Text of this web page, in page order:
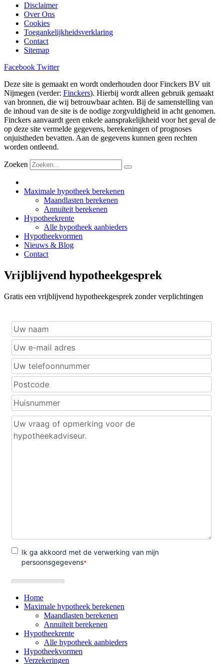
Disclaimer
Over Ons
Cookies
Toegankelijkheidsverklaring
Contact
Sitemap
Facebook Twitter
Deze site is gemaakt en wordt onderhouden door Finckers BV uit
Nijmegen (verder: Finckers). Hierbij wordt alleen gebruik gemaakt
van bronnen, die wij betrouwbaar achten. Bij de samenstelling van
de inhoud van de site is de nodige zorgvuldigheid in acht genomen.
Finckers aanvaardt geen enkele aansprakelijkheid voor het geval de
op deze site vermelde gegevens, berekeningen of prognoses
onjuistheden bevatten. Aan de gegevens kunnen geen rechten
worden ontleend.
Zoeken
Maximale hypotheek berekenen
Maandlasten berekenen
Annuïteit berekenen
Hypotheekrente
Alle hypotheek aanbieders
Hypotheekvormen
Nieuws & Blog
Contact
Vrijblijvend hypotheekgesprek
Gratis een vrijblijvend hypotheekgesprek zonder verplichtingen
Home
Maximale hypotheek berekenen
Maandlasten berekenen
Annuïteit berekenen
Hypotheekrente
Alle hypotheek aanbieders
Hypotheekvormen
Verzekeringen